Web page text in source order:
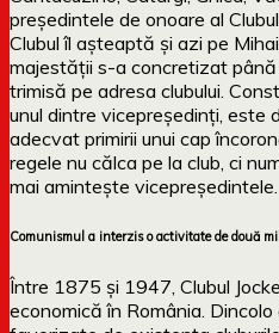
președintele de onoare al
Clubul îl așteaptă și azi pe
majestății s-a concretizat
trimisă pe adresa clubului.
unul dintre vicepreședinți, este
adecvat primirii unui cap
regele nu călca pe la club, ci
mai amintește vicepreședintele.
Comunismul a interzis o activitate de două
Între 1875 și 1947, Clubul
economică în România. Dincolo